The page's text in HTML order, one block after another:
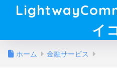
イ
ホーム 金融サービス